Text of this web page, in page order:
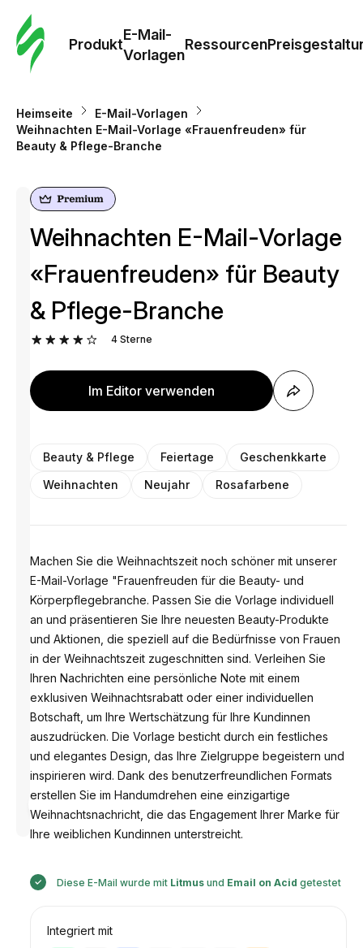
Produkt
E-Mail-
Vorlagen
Ressourcen
Heimseite
E-Mail-Vorlagen
Weihnachten E-Mail-Vorlage «Frauenfreuden» für
Beauty & Pflege-Branche
Entworfen
Anastasiia
Weihnachten E-Mail-Vorlage
«Frauenfreuden» für Beauty
& Pflege-Branche
4 Sterne
Im Editor verwenden
Beauty & Pflege Feiertage
Geschenkkarte
Weihnachten
Neujahr Rosafarbene
Machen Sie die Weihnachtszeit noch schöner mit unserer
E-Mail-Vorlage "Frauenfreuden für die Beauty- und
Körperpflegebranche. Passen Sie die Vorlage individuell
an und präsentieren Sie Ihre neuesten Beauty-Produkte
und Aktionen, die speziell auf die Bedürfnisse von Frauen
in der Weihnachtszeit zugeschnitten sind. Verleihen Sie
Ihren Nachrichten eine persönliche Note mit einem
exklusiven Weihnachtsrabatt oder einer individuellen
Botschaft, um Ihre Wertschätzung für Ihre Kundinnen
auszudrücken. Die Vorlage besticht durch ein festliches
und elegantes Design, das Ihre Zielgruppe begeistern und
inspirieren wird. Dank des benutzerfreundlichen Formats
erstellen Sie im Handumdrehen eine einzigartige
Weihnachtsnachricht, die das Engagement Ihrer Marke für
Ihre weiblichen Kundinnen unterstreicht.
Diese E-Mail wurde mit Litmus und Email on Acid getestet
Integriert mit